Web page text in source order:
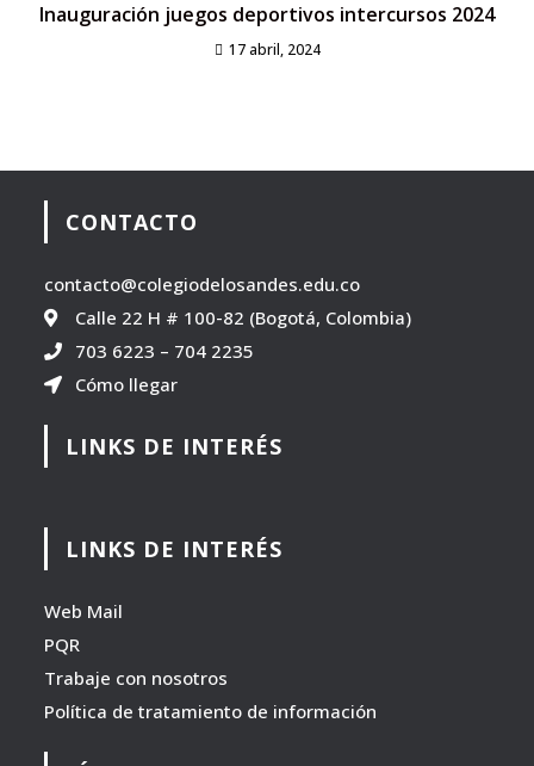
Inauguración juegos deportivos intercursos 2024
17 abril, 2024
CONTACTO
contacto@colegiodelosandes.edu.co
Calle 22 H # 100-82 (Bogotá, Colombia)
703 6223 – 704 2235
Cómo llegar
LINKS DE INTERÉS
LINKS DE INTERÉS
Web Mail
PQR
Trabaje con nosotros
Política de tratamiento de información